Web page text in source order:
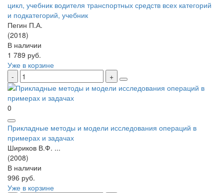
цикл, учебник водителя транспортных средств всех категорий
и подкатегорий, учебник
Пегин П.А.
(2018)
В наличии
1 789 руб.
Уже в корзине
0
Прикладные методы и модели исследования операций в
примерах и задачах
Шириков В.Ф. ...
(2008)
В наличии
996 руб.
Уже в корзине